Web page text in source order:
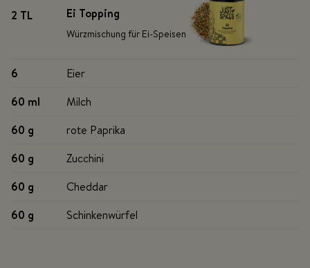
2 TL Ei Topping
Würzmischung für Ei-Speisen
6
Eier
60 ml
Milch
60 g
rote Paprika
60 g
Zucchini
60 g
Cheddar
60 g
Schinkenwürfel